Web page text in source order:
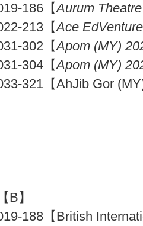
186【Aurum
213【Ace
302【Apom (MY)
304【Apom (MY)
321【AhJib Gor
【B】
188【British